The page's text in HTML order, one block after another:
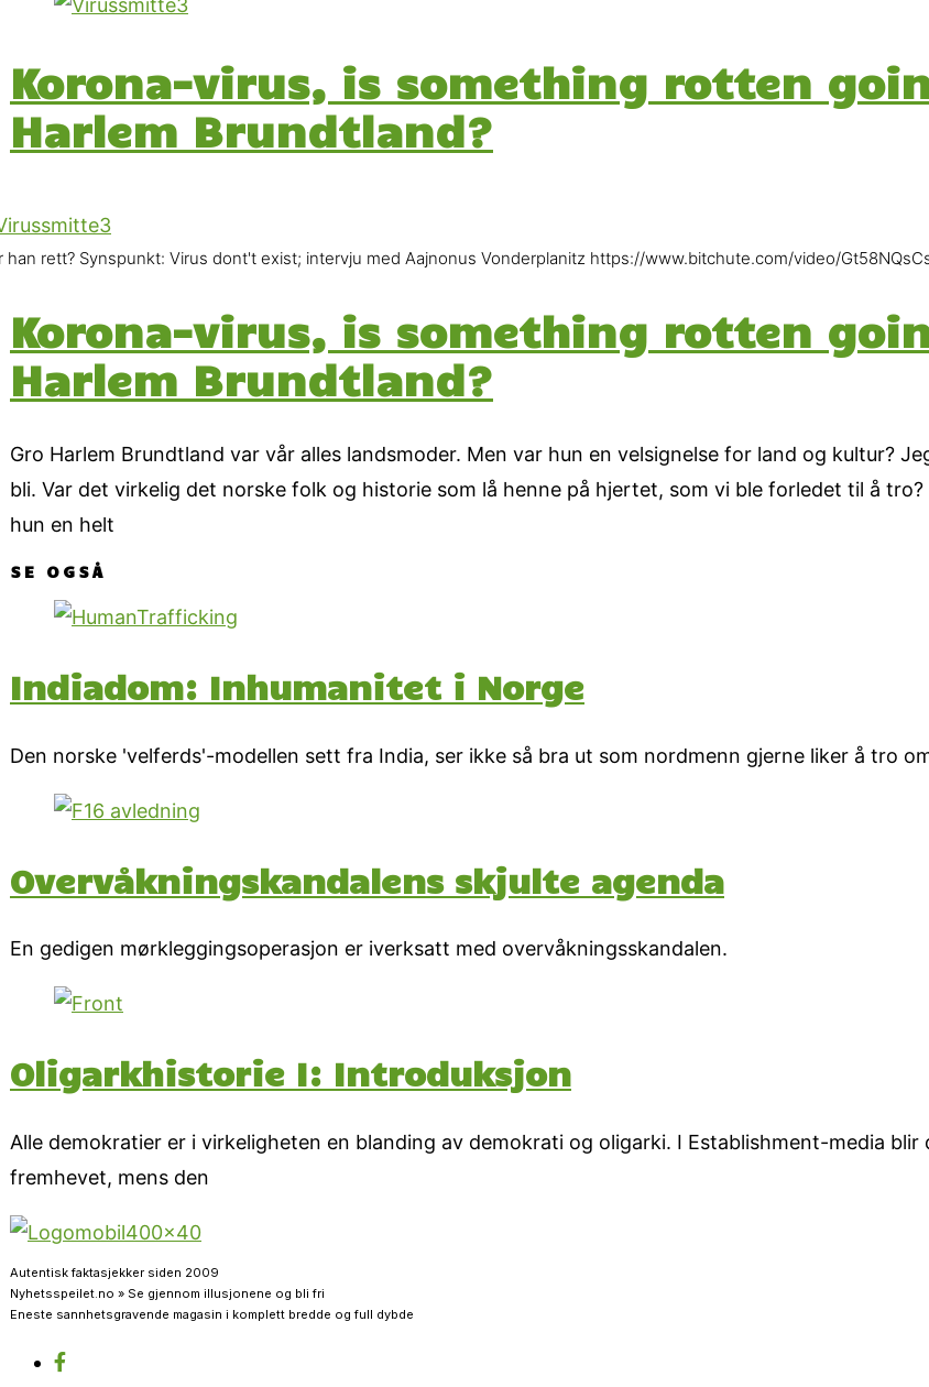
Korona-virus, is something rotten
Harlem Brundtland?
han rett? Synspunkt: Virus dont't exist; intervju med Aajnonus Vonderplanitz https://www.bitchute.com/video/
Korona-virus, is something rotten
Harlem Brundtland?
Gro Harlem Brundtland var vår alles landsmoder. Men var hun en velsignelse for land og kultur?
bli. Var det virkelig det norske folk og historie som lå henne på hjertet, som vi ble forledet til å
hun en helt
SE OGSÅ
Indiadom: Inhumanitet i Norge
Den norske 'velferds'-modellen sett fra India, ser ikke så bra ut som nordmenn gjerne liker å tro
Overvåkningskandalens skjulte agenda
En gedigen mørkleggingsoperasjon er iverksatt med overvåkningsskandalen.
Oligarkhistorie I: Introduksjon
Alle demokratier er i virkeligheten en blanding av demokrati og oligarki. I Establishment-media
fremhevet, mens den
Autentisk faktasjekker siden 2009
Nyhetsspeilet.no » Se gjennom illusjonene og bli fri
Eneste sannhetsgravende magasin i komplett bredde og full dybde